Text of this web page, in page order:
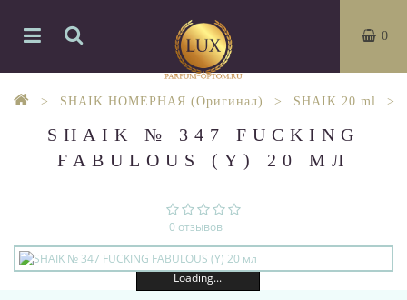
0
SHAIK НОМЕРНАЯ (Оригинал) SHAIK 20 ml
SHAIK № 347 FUCKING
FABULOUS (Y) 20 МЛ
0 отзывов
Loading...